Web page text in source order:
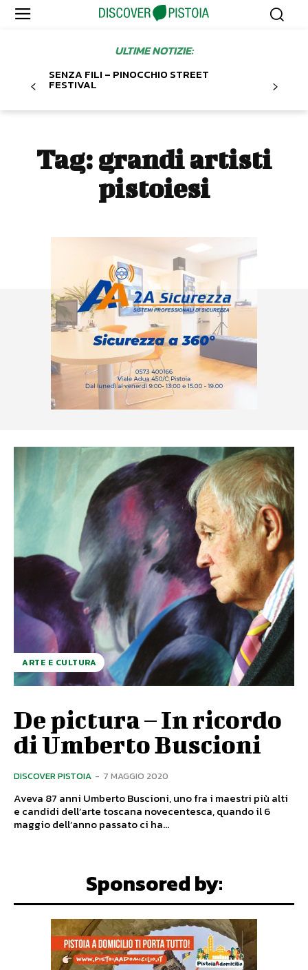
ULTIME NOTIZIE:
SENZA FILI – PINOCCHIO STREET
FESTIVAL
Tag: grandi artisti
pistoiesi
ARTE E CULTURA
De pictura – In ricordo
di Umberto Buscioni
DISCOVER PISTOIA - 7 MAGGIO 2020
Aveva 87 anni Umberto Buscioni, uno fra i maestri più alti
e candidi dell’arte toscana novecentesca, quando il 6
maggio dell’anno passato ci ha...
Sponsored by: